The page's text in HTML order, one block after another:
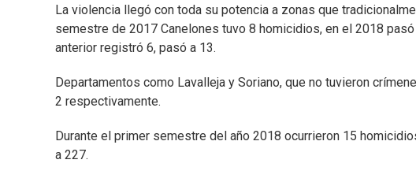
La violencia llegó con toda su potencia a zonas que
semestre de 2017 Canelones tuvo 8 homicidios, en el 2018
anterior registró 6, pasó a 13.
Departamentos como Lavalleja y Soriano, que no tuvieron
2 respectivamente.
Durante el primer semestre del año 2018 ocurrieron 15
a 227.